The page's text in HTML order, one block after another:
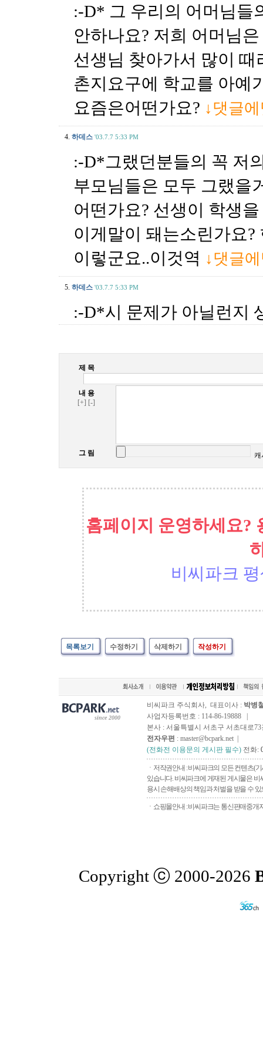
:-D* 그 우리의 어머님들
안하나요? 저희 어머님
선생님 찾아가서 많이
촌지요구에 학교를 아예
요즘은어떤가요? ↓댓글
4. 하데스 '03.7.7 5:33 PM
:-D*그랬던분들의 꼭 저
부모님들은 모두 그랬을
어떤가요? 선생이 학생
이게말이 돼는소린가요
이렇군요..이것역 ↓댓글
5. 하데스 '03.7.7 5:33 PM
:-D*시 문제가 아닐런지
제 목
내 용
[+] [-]
그 림 캐
홈페이지 운영하세요?
비씨파크
목록보기 수정하기 삭제하기 작성하기
since 2000
비씨파크 주식회사, 대표이사 : 박병
사업자등록번호 : 114-86-19888 |
본사 : 서울특별시 서초구 서초대로73
전자우편 : master@bcpark.net |
(전화전 이용문의 게시판 필수) 전화:
ㆍ저작권안내 : 비씨파크의 모든 컨텐츠(
있습니다. 비씨파크에 게재된 게시물은
용시 손해배상의 책임과 처벌을 받을 수
ㆍ쇼핑몰안내 : 비씨파크는 통신판매중개
Copyright ⓒ 2000-2026